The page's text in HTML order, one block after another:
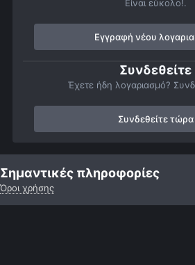
Είναι εύκολο!.
Εγγραφή νέου
Συνδεθείτε
Έχετε ήδη λογαριασμό?
Συνδεθείτε τώρα
Αρχή Αστροφωτογραφίες Βαθύς
Σημαντικές πληροφορίες
Όροι χρήσης
Forum